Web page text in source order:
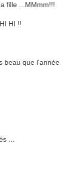
fille ...MMmm!!!
HI !!
beau que l'année
...